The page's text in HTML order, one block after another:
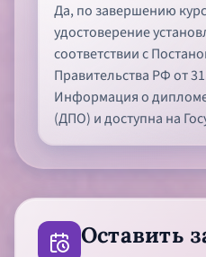
Да, по завершению
удостоверение
соответствии с
Правительства РФ от
Информация о
(ДПО) и доступна на
Оставить